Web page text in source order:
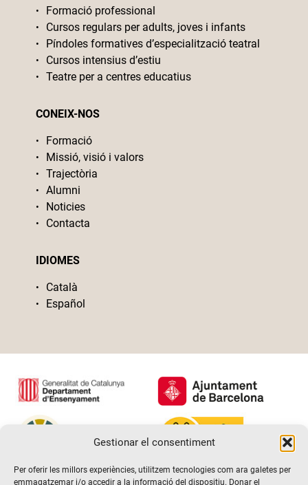
Gestionar el consentiment
Per oferir les millors experiències, utilitzem tecnologies com ara galetes per
emmagatzemar i/o accedir a la informació del dispositiu. Donar el
Formació professional
Cursos regulars per adults, joves i infants
Píndoles formatives d’especialització teatral
Cursos intensius d’estiu
Teatre per a centres educatius
CONEIX-NOS
Formació
Missió, visió i valors
Trajectòria
Alumni
Noticies
Contacta
IDIOMES
Català
Español